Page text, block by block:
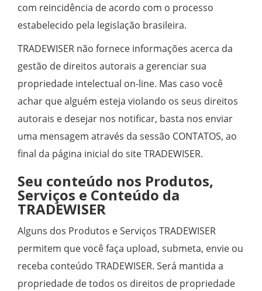
com reincidência de acordo com o processo
estabelecido pela legislação brasileira.
TRADEWISER não fornece informações acerca da
gestão de direitos autorais a gerenciar sua
propriedade intelectual on-line. Mas caso você
achar que alguém esteja violando os seus direitos
autorais e desejar nos notificar, basta nos enviar
uma mensagem através da sessão CONTATOS, ao
final da página inicial do site TRADEWISER.
Seu conteúdo nos Produtos,
Serviços e Conteúdo da
TRADEWISER
Alguns dos Produtos e Serviços TRADEWISER
permitem que você faça upload, submeta, envie ou
receba conteúdo TRADEWISER. Será mantida a
propriedade de todos os direitos de propriedade